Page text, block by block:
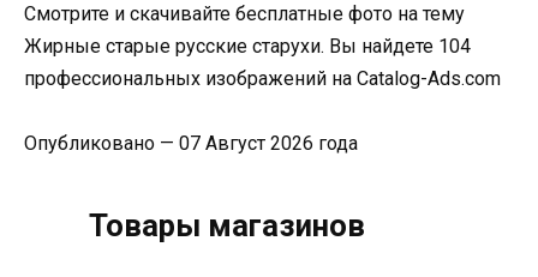
Смотрите и скачивайте бесплатные фото на тему
Жирные старые русские старухи. Вы найдете 104
профессиональных изображений на Catalog-Ads.com
Опубликовано — 07 Август 2026 года
Товары магазинов